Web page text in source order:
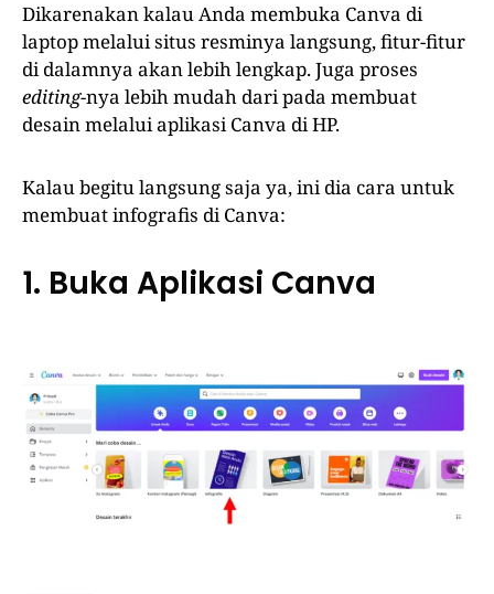
Dikarenakan kalau Anda membuka Canva di
laptop melalui situs resminya langsung, fitur-fitur
di dalamnya akan lebih lengkap. Juga proses
editing-nya lebih mudah dari pada membuat
desain melalui aplikasi Canva di HP.
Kalau begitu langsung saja ya, ini dia cara untuk
membuat infografis di Canva:
1. Buka Aplikasi Canva